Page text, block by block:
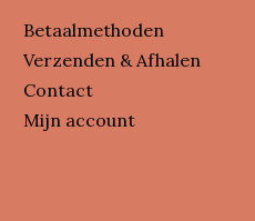
Betaalmethoden
Verzenden & Afhalen
Contact
Mijn account